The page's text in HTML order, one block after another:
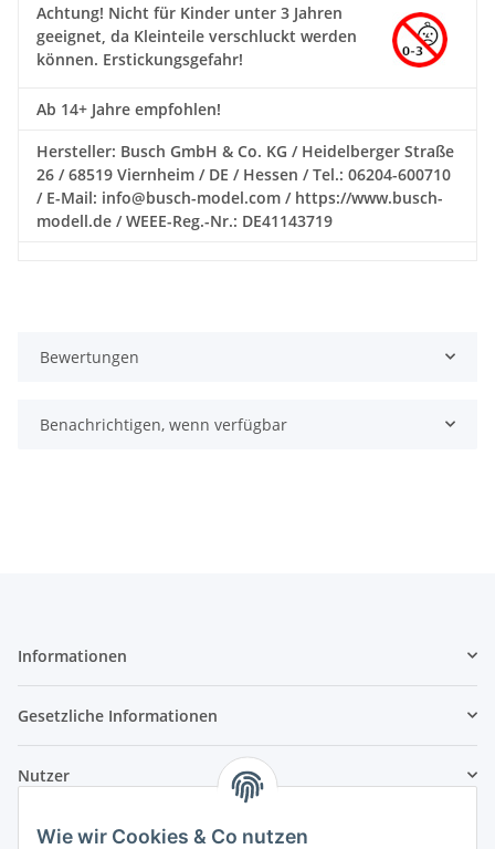
Wie wir Cookies & Co nutzen
Achtung! Nicht für Kinder unter 3 Jahren
geeignet, da Kleinteile verschluckt werden
können. Erstickungsgefahr!
Ab 14+ Jahre empfohlen!
Hersteller: Busch GmbH & Co. KG / Heidelberger Straße
26 / 68519 Viernheim / DE / Hessen / Tel.: 06204-600710
/ E-Mail: info@busch-model.com / https://www.busch-
modell.de / WEEE-Reg.-Nr.: DE41143719
Bewertungen
Benachrichtigen, wenn verfügbar
Informationen
Gesetzliche Informationen
Nutzer